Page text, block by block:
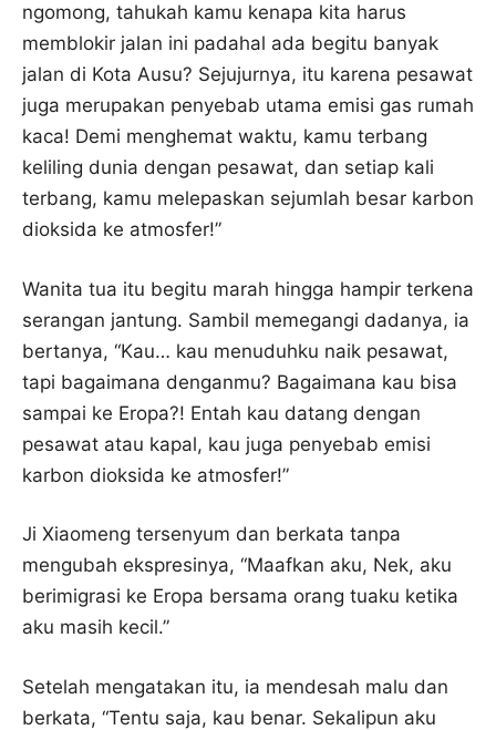
ngomong, tahukah kamu kenapa kita harus
memblokir jalan ini padahal ada begitu banyak
jalan di Kota Ausu? Sejujurnya, itu karena pesawat
juga merupakan penyebab utama emisi gas rumah
kaca! Demi menghemat waktu, kamu terbang
keliling dunia dengan pesawat, dan setiap kali
terbang, kamu melepaskan sejumlah besar karbon
dioksida ke atmosfer!”
Wanita tua itu begitu marah hingga hampir terkena
serangan jantung. Sambil memegangi dadanya, ia
bertanya, “Kau… kau menuduhku naik pesawat,
tapi bagaimana denganmu? Bagaimana kau bisa
sampai ke Eropa?! Entah kau datang dengan
pesawat atau kapal, kau juga penyebab emisi
karbon dioksida ke atmosfer!”
Ji Xiaomeng tersenyum dan berkata tanpa
mengubah ekspresinya, “Maafkan aku, Nek, aku
berimigrasi ke Eropa bersama orang tuaku ketika
aku masih kecil.”
Setelah mengatakan itu, ia mendesah malu dan
berkata, “Tentu saja, kau benar. Sekalipun aku